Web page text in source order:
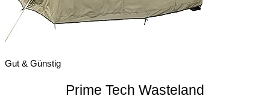
Gut & Günstig
Prime Tech Wasteland